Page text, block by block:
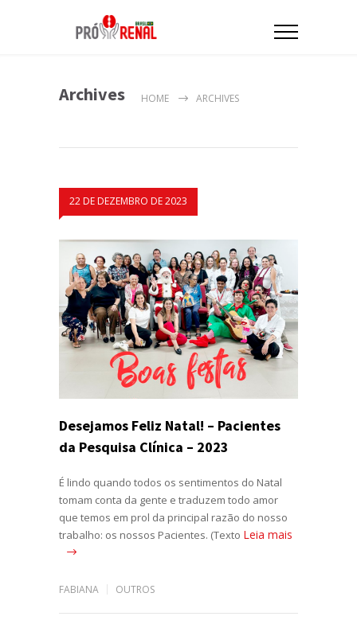
Archives HOME ARCHIVES
22 DE DEZEMBRO DE 2023
Desejamos Feliz Natal! – Pacientes
da Pesquisa Clínica – 2023
É lindo quando todos os sentimentos do Natal
tomam conta da gente e traduzem todo amor
que temos em prol da principal razão do nosso
trabalho: os nossos Pacientes. (Texto Leia mais
FABIANA OUTROS